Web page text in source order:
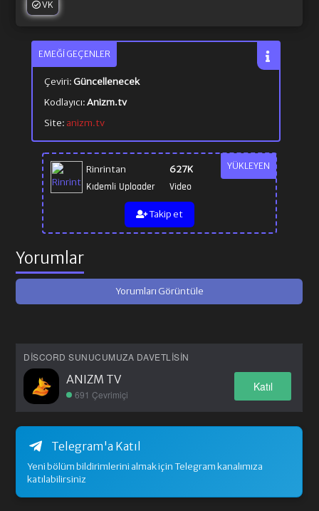
VK
YÜKLEYEN
Rinrintan
Kıdemli Uploader
627K
Video
Takip et
EMEĞI GEÇENLER
Çeviri: Güncellenecek
Kodlayıcı:Anizm.tv
Site: anizm.tv
Yorumlar
Yorumları Görüntüle
DISCORD SUNUCUMUZA DAVETLISIN
ANIZM TV
691 Çevrimiçi
Katıl
Telegram'a Katıl
Yeni bölüm bildirimlerini almak için Telegram kanalımıza
katılabilirsiniz